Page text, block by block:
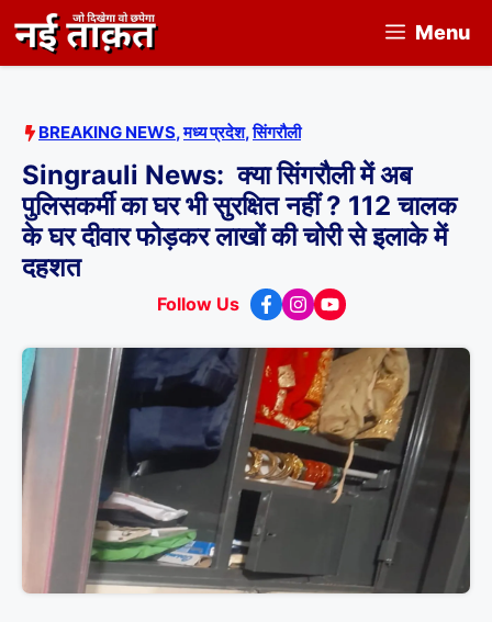
to
content
Menu
BREAKING NEWS,मध्य प्रदेश,सिंगरौली
Singrauli News: क्या सिंगरौली में अब
पुलिसकर्मी का घर भी सुरक्षित नहीं ? 112 चालक
के घर दीवार फोड़कर लाखों की चोरी से इलाके में
दहशत
Follow Us